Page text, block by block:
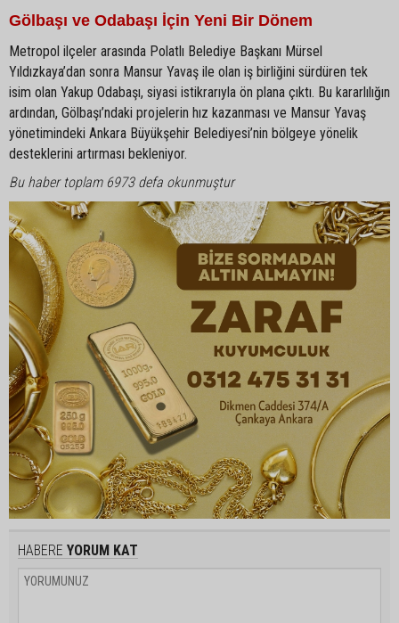
Gölbaşı ve Odabaşı İçin Yeni Bir Dönem
Metropol ilçeler arasında Polatlı Belediye Başkanı Mürsel
Yıldızkaya’dan sonra Mansur Yavaş ile olan iş birliğini sürdüren tek
isim olan Yakup Odabaşı, siyasi istikrarıyla ön plana çıktı. Bu kararlılığın
ardından, Gölbaşı’ndaki projelerin hız kazanması ve Mansur Yavaş
yönetimindeki Ankara Büyükşehir Belediyesi’nin bölgeye yönelik
desteklerini artırması bekleniyor.
Bu haber toplam 6973 defa okunmuştur
HABERE YORUM KAT